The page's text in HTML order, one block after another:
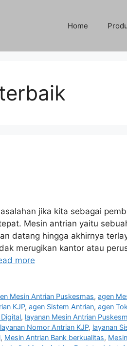
Home
jika kita sebagai
Mesin antrian yaitu
datang hingga akhirnya
merugikan kantor atau
more
Mesin Antrian Puskesmas,agen
KJP, agen Sistem Antrian, agen
, layanan Mesin Antrian
layanan Nomor Antrian KJP, layanan
, Mesin Antrian Bank berkualitas,